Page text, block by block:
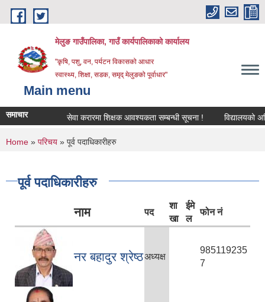
Skip to main content
मेलुङ गाउँपालिका, गाउँ कार्यपालिकाको कार्यालय
"कृषि, पशु, वन, पर्यटन विकासको आधार
स्वास्थ्य, शिक्षा, सडक, समृद् मेलुङको पूर्वाधार"
Main menu
समाचार सेवा करारमा शिक्षक आवश्‍यकता सम्बन्धी सूचना ! विद्यालयको
You are here
Home » परिचय » पूर्व पदाधिकारीहरु
पूर्व पदाधिकारीहरु
नाम पद
शा
खा
ईमे
ल
फोन नं
नर बहादुर श्रेष्ठअध्यक्ष
985119235
7